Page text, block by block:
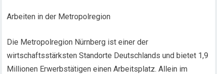
Arbeiten in der Metropolregion
Die Metropolregion Nürnberg ist einer der
wirtschaftsstärksten Standorte Deutschlands und bietet 1,9
Millionen Erwerbstätigen einen Arbeitsplatz. Allein im